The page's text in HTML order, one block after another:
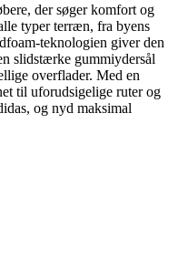
der søger komfort og
typer terræn, fra byens
teknologien giver den
slidstærke gummiydersål
overflader. Med en
til uforudsigelige ruter og
og nyd maksimal